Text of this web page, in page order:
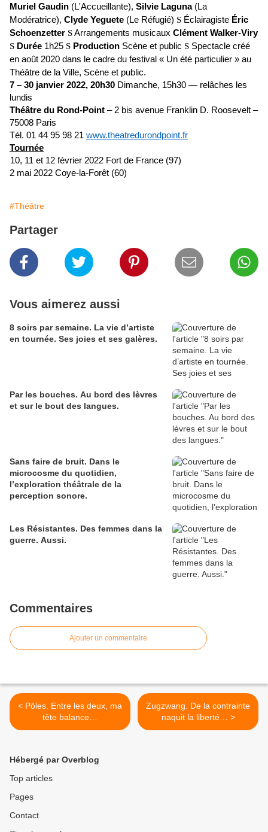
Muriel Gaudin (L'Accueillante), Silvie Laguna (La
Modératrice), Clyde Yeguete (Le Réfugié) S Éclairagiste Éric
Schoenzetter SArrangements musicaux Clément Walker-Viry
S Durée 1h25 S Production Scène et public S Spectacle créé
en août 2020 dans le cadre du festival « Un été particulier » au
Théâtre de la Ville, Scène et public.
7 – 30 janvier 2022, 20h30 Dimanche, 15h30 — relâches les
lundis
Théâtre du Rond-Point – 2 bis avenue Franklin D. Roosevelt –
75008 Paris
Tél. 01 44 95 98 21 www.theatredurondpoint.fr
Tournée
10, 11 et 12 février 2022 Fort de France (97)
2 mai 2022 Coye-la-Forêt (60)
#Théâtre
Partager
Vous aimerez aussi
8 soirs par semaine. La vie d’artiste
en tournée. Ses joies et ses galères.
Par les bouches. Au bord des lèvres
et sur le bout des langues.
Sans faire de bruit. Dans le
microcosme du quotidien,
l’exploration théâtrale de la
perception sonore.
Les Résistantes. Des femmes dans la
guerre. Aussi.
Commentaires
Ajouter un commentaire
< Pôles. Entre les deux, ma
tête balance…
Zugzwang. De la contrainte
naquit la liberté… >
Hébergé par Overblog
Top articles
Pages
Contact